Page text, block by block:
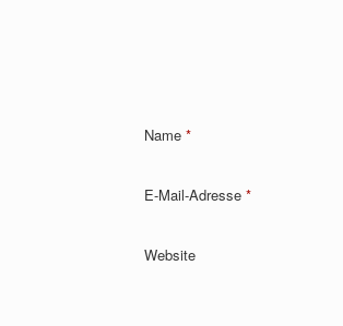
Name *
E-Mail-Adresse *
Website